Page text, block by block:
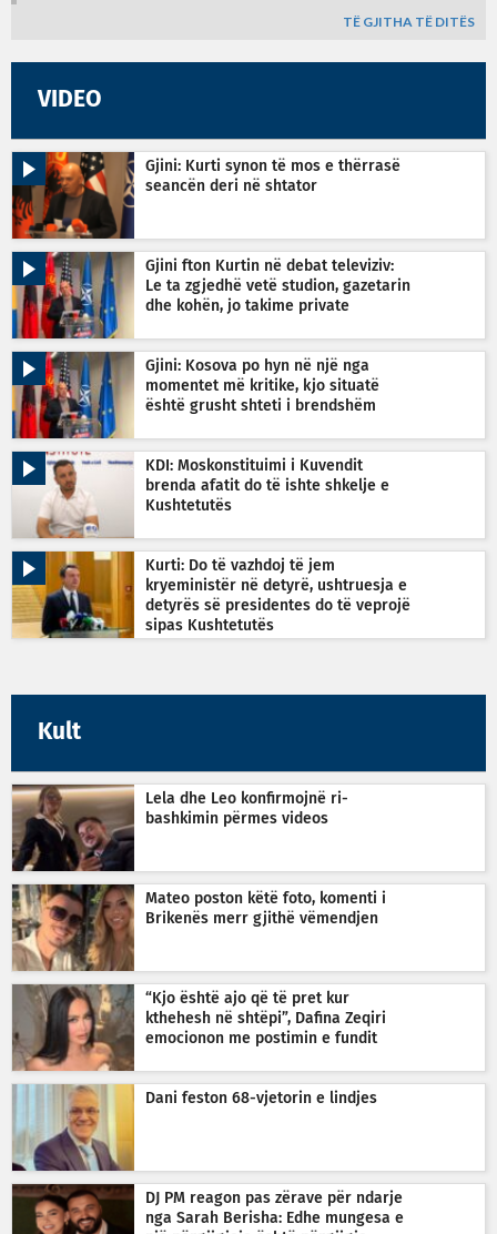
TË GJITHA TË DITËS
VIDEO
Gjini: Kurti synon të mos e thërrasë
seancën deri në shtator
Gjini fton Kurtin në debat televiziv:
Le ta zgjedhë vetë studion, gazetarin
dhe kohën, jo takime private
Gjini: Kosova po hyn në një nga
momentet më kritike, kjo situatë
është grusht shteti i brendshëm
KDI: Moskonstituimi i Kuvendit
brenda afatit do të ishte shkelje e
Kushtetutës
Kurti: Do të vazhdoj të jem
kryeministër në detyrë, ushtruesja e
detyrës së presidentes do të veprojë
sipas Kushtetutës
Kult
Lela dhe Leo konfirmojnë ri-
bashkimin përmes videos
Mateo poston këtë foto, komenti i
Brikenës merr gjithë vëmendjen
“Kjo është ajo që të pret kur
kthehesh në shtëpi”, Dafina Zeqiri
emocionon me postimin e fundit
Dani feston 68-vjetorin e lindjes
DJ PM reagon pas zërave për ndarje
nga Sarah Berisha: Edhe mungesa e